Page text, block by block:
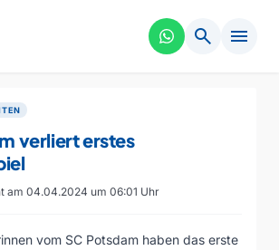
search menu
verliert erstes
am 04.04.2024 um 06:01 Uhr
vom SC Potsdam haben das erste